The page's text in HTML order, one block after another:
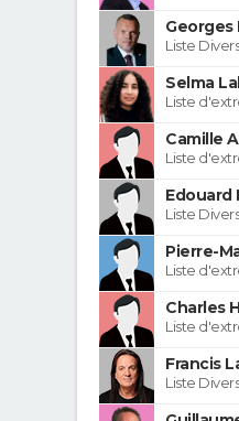
Georges
Liste Divers
Selma
Liste
Camille
Liste
Edouard
Liste Divers
Pierre-
Liste
Charles
Liste
Francis
Liste Divers